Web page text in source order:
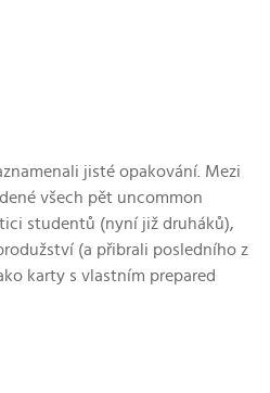
jisté opakování. Mezi
všech pět uncommon
studentů (nyní již druháků),
(a přibrali posledního z
karty s vlastním prepared